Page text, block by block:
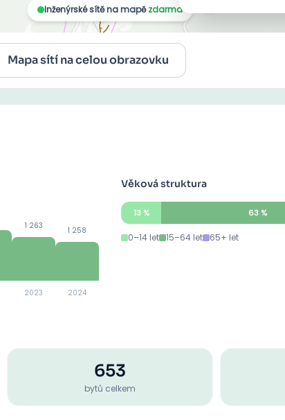
Mapa sítí na celou obrazovku
1 263
2023
1 258
2024
Věková struktura
13% 63 %
0–14 let 15–64 let 65+ let
653
bytů celkem